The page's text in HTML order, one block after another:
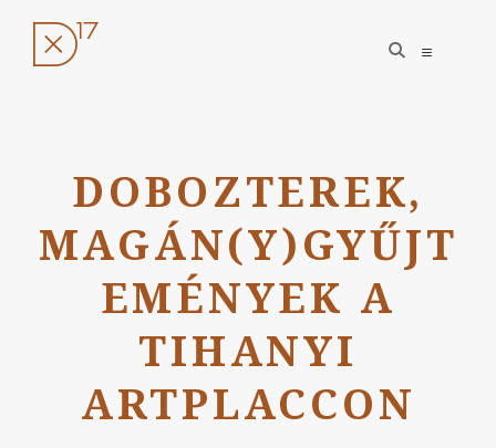
tartalomhoz
open
search
open
DOBOZTEREK,
MAGÁN(Y)GYŰJT
EMÉNYEK A
TIHANYI
ARTPLACCON